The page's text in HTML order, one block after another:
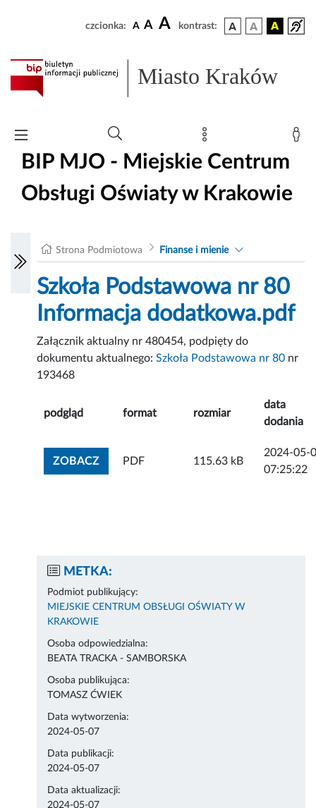
czcionka: A A A kontrast:
Miasto Kraków
BIP MJO - Miejskie Centrum
Obsługi Oświaty w Krakowie
Strona Podmiotowa Finanse i mienie
Szkoła Podstawowa nr 80
Informacja dodatkowa.pdf
Załącznik aktualny nr 480454, podpięty do
dokumentu aktualnego:Szkoła Podstawowa nr 80 nr
193468
podgląd format rozmiar
data
dodania
ZOBACZZOBACZ ZAŁĄCZNIK
PDF 115.63 kB
2024-05-
07:25:22
METKA:
Podmiot publikujący:
MIEJSKIE CENTRUM OBSŁUGI OŚWIATY W
KRAKOWIE
Osoba odpowiedzialna:
BEATA TRACKA - SAMBORSKA
Osoba publikująca:
TOMASZ ĆWIEK
Data wytworzenia:
2024-05-07
Data publikacji:
2024-05-07
Data aktualizacji:
2024-05-07